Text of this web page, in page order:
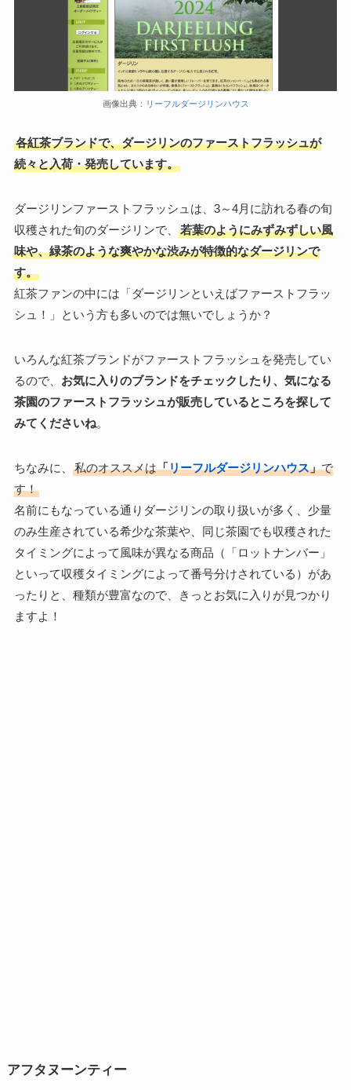
画像出典： リーフルダージリンハウス
各紅茶ブランドで、ダージリンのファーストフラッシュが
続々と入荷・発売しています。
ダージリンファーストフラッシュは、3～4月に訪れる春の旬
収穫された旬のダージリンで、
若葉のようにみずみずしい風
味や、緑茶のような爽やかな渋みが特徴的なダージリンで
す。
紅茶ファンの中には「ダージリンといえばファーストフラッ
シュ！」という方も多いのでは無いでしょうか？
いろんな紅茶ブランドがファーストフラッシュを発売してい
るので、 お気に入りのブランドをチェックしたり、気になる
茶園のファーストフラッシュが販売しているところを探して
みてくださいね。
ちなみに、 私のオススメは「リーフルダージリンハウス」で
す！
名前にもなっている通りダージリンの取り扱いが多く、少量
のみ生産されている希少な茶葉や、同じ茶園でも収穫された
タイミングによって風味が異なる商品（「ロットナンバー」
といって収穫タイミングによって番号分けされている）があ
ったりと、種類が豊富なので、きっとお気に入りが見つかり
ますよ！
アフタヌーンティー